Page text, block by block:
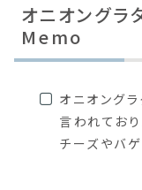
オニオングラ
Memo
オニオングラ
言われてお
チーズやバ